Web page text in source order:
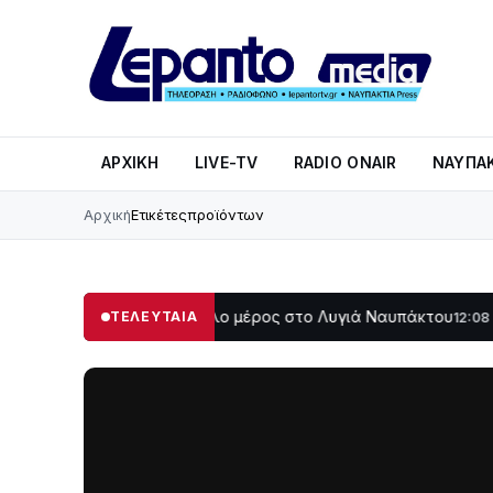
ΑΡΧΙΚΉ LIVE-TV RADIO ONAIR
ΑρχικήΕτικέτεςπροϊόντων
ΤΕΛΕΥΤΑΙΑ
σκοτάδι μεγάλο μέρος στο Λυγιά Ναυπάκτου12:08 Σε